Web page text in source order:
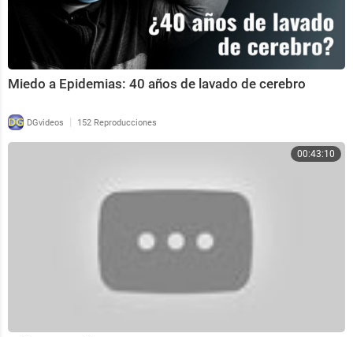
Miedo a Epidemias: 40 años de lavado de cerebro
DGvideos | 152 Reproducciones
00:43:10